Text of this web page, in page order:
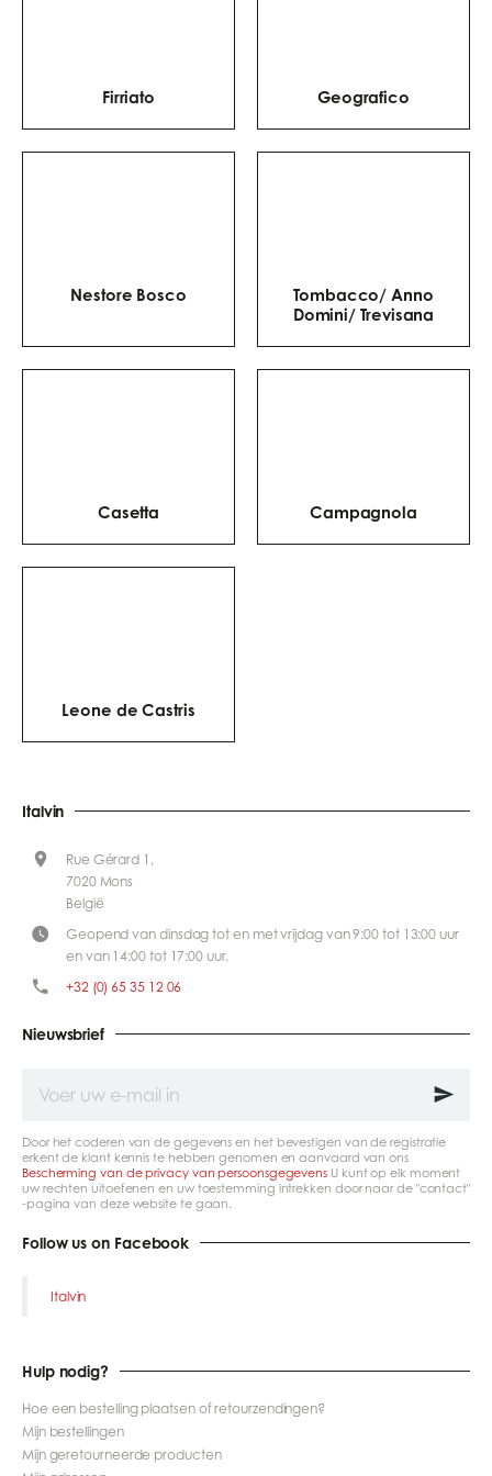
Firriato Geografico
Nestore Bosco
Tombacco/ Anno
Domini/ Trevisana
Casetta Campagnola
Leone de Castris
Nieuwsbrief
in
Door het coderen van de gegevens en het bevestigen van de registratie
erkent de klant kennis te hebben genomen en aanvaard van ons
Bescherming van de privacy van persoonsgegevens U kunt op elk moment
uw rechten uitoefenen en uw toestemming intrekken door naar de "contact"
-pagina van deze website te gaan.
Follow us on Facebook
Italvin
Italvin
Rue Gérard 1,
7020 Mons
België
Geopend van dinsdag tot en met vrijdag van 9:00 tot 13:00 uur
en van 14:00 tot 17:00 uur.
+32 (0) 65 35 12 06
Hulp nodig?
Hoe een bestelling plaatsen of retourzendingen?
Mijn bestellingen
Mijn geretourneerde producten